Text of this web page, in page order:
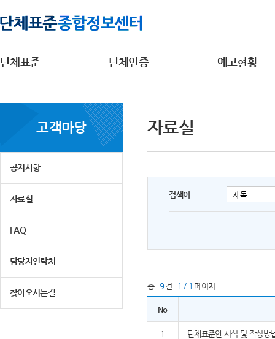
단체표준 단체인증 예고현황
고객마당
공지사항
자료실
FAQ
담당자연락처
찾아오시는길
자료실
검색어
총 9 건 1 / 1 페이지
No
1 단체표준안 서식 및 작성방